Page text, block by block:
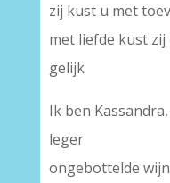
zij kust u met
met liefde kust
gelijk
Ik ben
leger
ongebottelde